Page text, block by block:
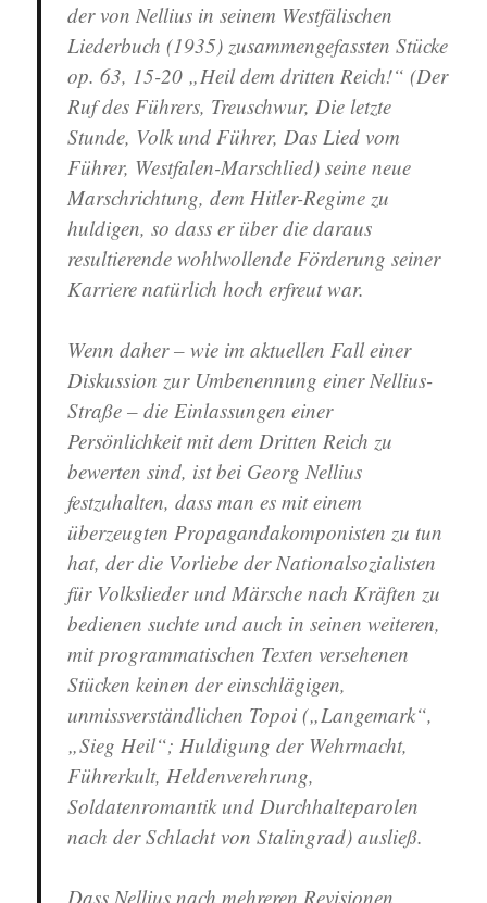
der von Nellius in seinem Westfälischen
Liederbuch (1935) zusammengefassten Stücke
op. 63, 15-20 „Heil dem dritten Reich!“ (Der
Ruf des Führers, Treuschwur, Die letzte
Stunde, Volk und Führer, Das Lied vom
Führer, Westfalen-Marschlied) seine neue
Marschrichtung, dem Hitler-Regime zu
huldigen, so dass er über die daraus
resultierende wohlwollende Förderung seiner
Karriere natürlich hoch erfreut war.
Wenn daher – wie im aktuellen Fall einer
Diskussion zur Umbenennung einer Nellius-
Straße – die Einlassungen einer
Persönlichkeit mit dem Dritten Reich zu
bewerten sind, ist bei Georg Nellius
festzuhalten, dass man es mit einem
überzeugten Propagandakomponisten zu tun
hat, der die Vorliebe der Nationalsozialisten
für Volkslieder und Märsche nach Kräften zu
bedienen suchte und auch in seinen weiteren,
mit programmatischen Texten versehenen
Stücken keinen der einschlägigen,
unmissverständlichen Topoi („Langemark“,
„Sieg Heil“; Huldigung der Wehrmacht,
Führerkult, Heldenverehrung,
Soldatenromantik und Durchhalteparolen
nach der Schlacht von Stalingrad) ausließ.
Dass Nellius nach mehreren Revisionen